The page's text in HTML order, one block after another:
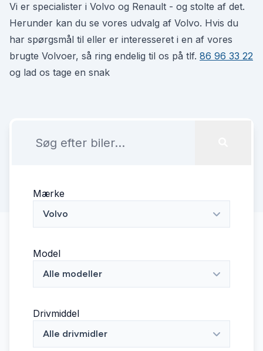
Vi er specialister i Volvo og Renault - og stolte af det.
Herunder kan du se vores udvalg af Volvo. Hvis du
har spørgsmål til eller er interesseret i en af vores
brugte Volvoer, så ring endelig til os på tlf. 86 96 33 22
og lad os tage en snak
Mærke
Volvo
Model
Alle modeller
Drivmiddel
Alle drivmidler